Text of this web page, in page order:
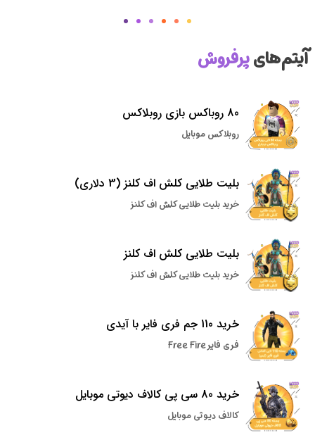
آیتم‌هایپرفروش
80 روباکس بازی روبلاکس
روبلاکس موبایل
بلیت طلایی کلش اف کلنز (3 دلاری)
خرید بلیت طلایی کلش اف کلنز
بلیت طلایی کلش اف کلنز
خرید بلیت طلایی کلش اف کلنز
خرید 110 جم فری فایر با آیدی
فری فایر Free Fire
خرید 80 سی پی کالاف دیوتی موبایل
کالاف دیوتی موبایل